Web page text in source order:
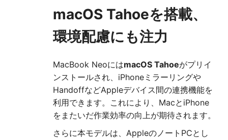
macOS Tahoeを搭載、
環境配慮にも注力
MacBook NeoにはmacOS Tahoeがプリイ
ンストールされ、iPhoneミラーリングや
HandoffなどAppleデバイス間の連携機能を
利用できます。これにより、MacとiPhone
をまたいだ作業効率の向上が期待されます。
さらに本モデルは、AppleのノートPCとし